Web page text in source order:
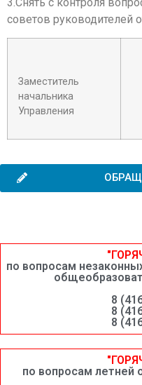
советов руководителей
Заместитель
начальника
Управления
по вопросам
8
8
8
по вопросам летней